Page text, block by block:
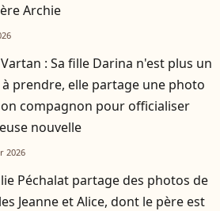
Archie
: Sa fille Darina n'est plus un
prendre, elle partage une photo
compagnon pour officialiser
nouvelle
2026
Péchalat partage des photos de
Jeanne et Alice, dont le père est